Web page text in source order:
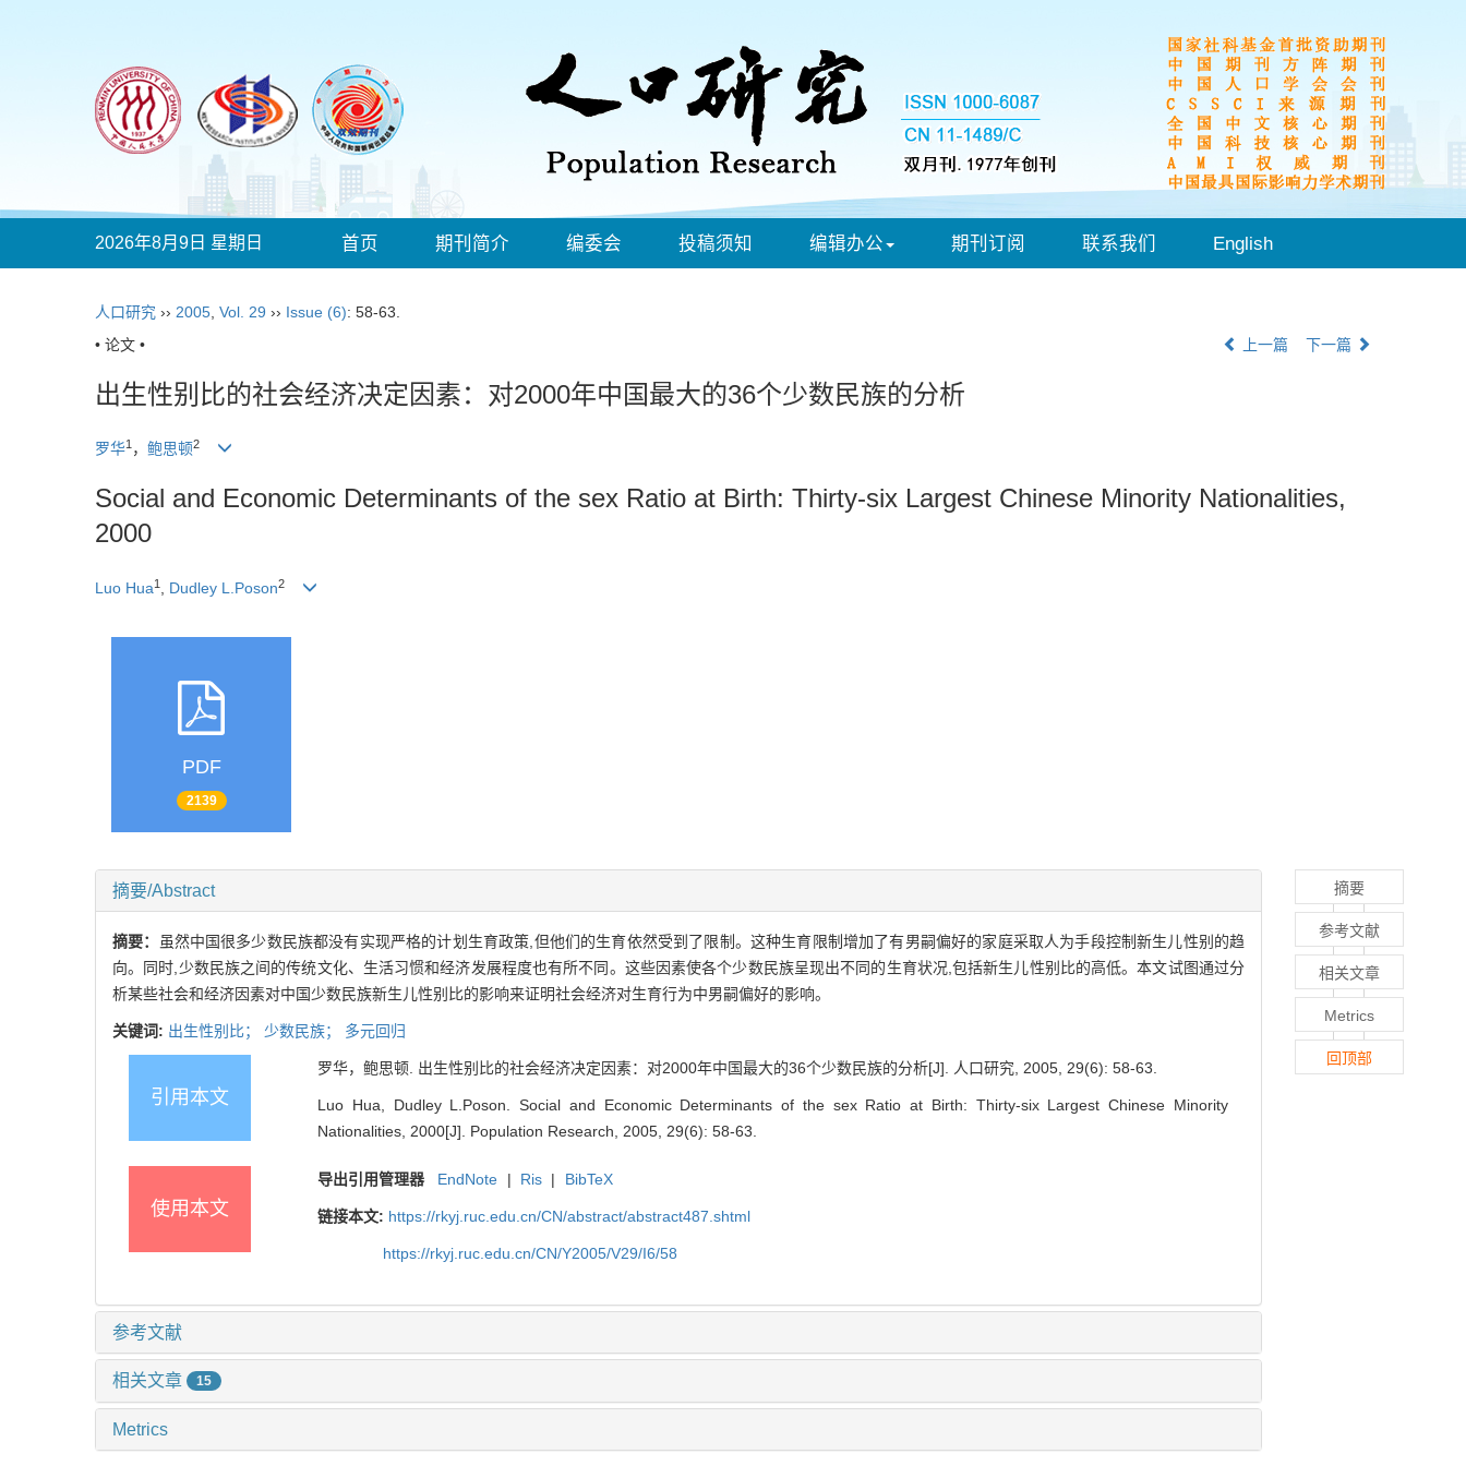
2026年8月9日 星期日 首页 期刊简介 编委会 投稿须知 编辑办公 期刊订阅 联系我们 English
人口研究 ›› 2005 Vol. 29 ›› Issue (6): 58-63.
• 论文 •
上一篇 下一篇
出生性别比的社会经济决定因素：对2000年中国最大的36个少数民族的分析
罗华1 ， 鲍思顿2
Social and Economic Determinants of the sex Ratio at Birth: Thirty-six Largest Chinese Minority Nationalities,
2000
Luo Hua1 Dudley L.Poson2
PDF
2139
摘要/Abstract
摘要：
虽然中国很多少数民族都没有实现严格的计划生育政策,但他们的生育依然受到了限制。这种生育限制增加了有男嗣偏好的家庭采取人为手段控制新生儿性别的趋
向。同时,少数民族之间的传统文化、生活习惯和经济发展程度也有所不同。这些因素使各个少数民族呈现出不同的生育状况,包括新生儿性别比的高低。本文试图通过分
析某些社会和经济因素对中国少数民族新生儿性别比的影响来证明社会经济对生育行为中男嗣偏好的影响。
关键词: 出生性别比； 少数民族； 多元回归
引用本文
罗华，鲍思顿. 出生性别比的社会经济决定因素：对2000年中国最大的36个少数民族的分析[J]. 人口研究, 2005, 29(6): 58-63.
Luo Hua, Dudley L.Poson. Social and Economic Determinants of the sex Ratio at Birth: Thirty-six Largest Chinese Minority
Nationalities, 2000[J]. Population Research, 2005, 29(6): 58-63.
使用本文
导出引用管理器 EndNote | Ris | BibTeX
链接本文: https://rkyj.ruc.edu.cn/CN/abstract/abstract487.shtml
https://rkyj.ruc.edu.cn/CN/Y2005/V29/I6/58
参考文献
相关文章 15
Metrics
摘要
参考文献
相关文章
Metrics
回顶部